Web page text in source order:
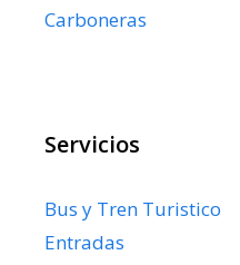
Carboneras
Servicios
Bus y Tren Turistico
Entradas